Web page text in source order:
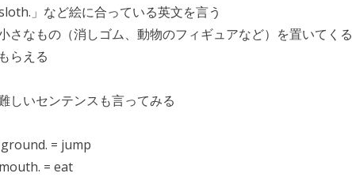
」など絵に合っている英文を言う
なもの（消しゴム、動物のフィギュアなど）を置いてくる
らえる
しいセンテンスも言ってみる
= jump
= eat